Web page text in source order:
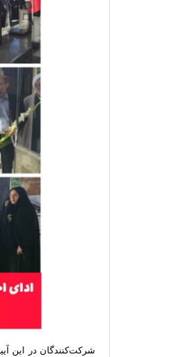
شرکت‌کنندگان در این